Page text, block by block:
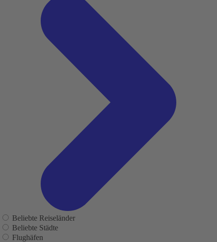
Beliebte Reiseländer
Beliebte Städte
Flughäfen